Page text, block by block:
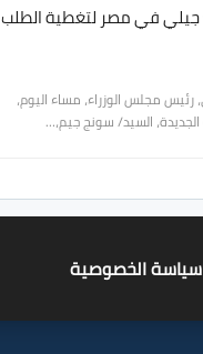
جيلي في مصر لتغطية الطلب
مجلس الوزراء، مساء اليوم،
الجديدة، السيد/ سونج جيم،…
سياسة الخصوصية